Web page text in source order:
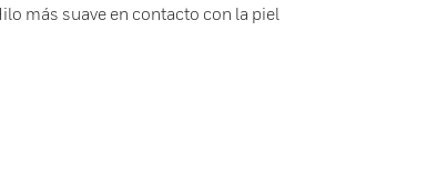
más suave en contacto con la piel